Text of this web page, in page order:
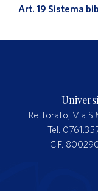
Art. 19 Sistema
Rettorato, Via
Tel.
C.F.